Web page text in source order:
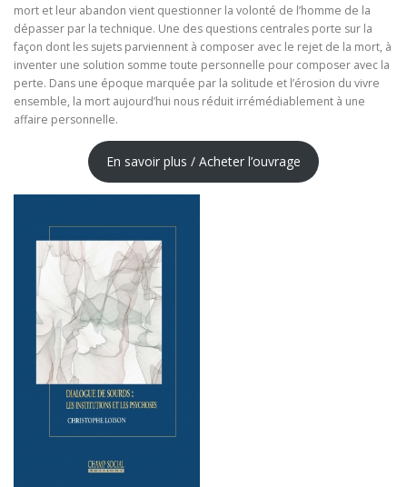
mort et leur abandon vient questionner la volonté de l’homme de la
dépasser par la technique. Une des questions centrales porte sur la
façon dont les sujets parviennent à composer avec le rejet de la mort, à
inventer une solution somme toute personnelle pour composer avec la
perte. Dans une époque marquée par la solitude et l’érosion du vivre
ensemble, la mort aujourd’hui nous réduit irrémédiablement à une
affaire personnelle.
En savoir plus / Acheter l’ouvrage